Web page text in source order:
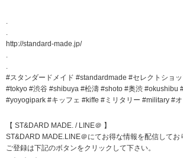
.
.
http://standard-made.jp/
.
.
#スタンダードメイド #standardmade #セレクトショ
#tokyo #渋谷 #shibuya #松濤 #shoto #奥渋 #okushibu
#yoyogipark #キッフェ #kiffe #ミリタリー #military #
【 ST&DARD MADE. / LINE＠ 】
ST&DARD MADE.LINE＠にてお得な情報を配信してお
ご登録は下記のボタンをクリックして下さい。